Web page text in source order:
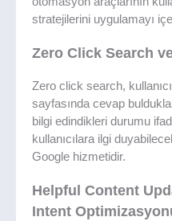
stratejilerini uygulamayı
Zero Click Search
Zero click search,
sayfasında cevap
bilgi edindikleri durumu
kullanıcılara ilgi
Google hizmetidir.
Helpful Content
Intent